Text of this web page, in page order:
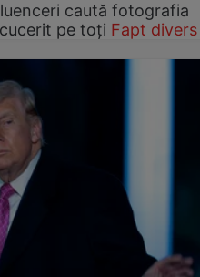
caută fotografia
pe toți Fapt divers